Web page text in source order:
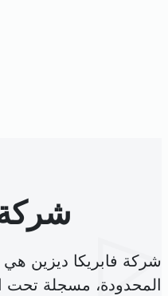
شركة
شركة فابريكا ديزين
المحدودة، مسجلة تحت